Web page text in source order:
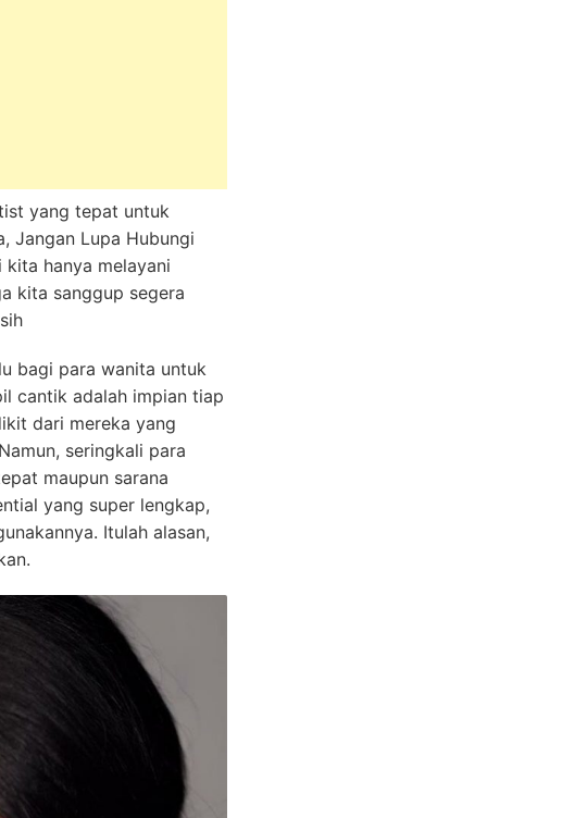
yang tepat untuk
Jangan Lupa Hubungi
hanya melayani
kita sanggup segera
bagi para wanita untuk
cantik adalah impian tiap
dari mereka yang
seringkali para
maupun sarana
yang super lengkap,
Itulah alasan,